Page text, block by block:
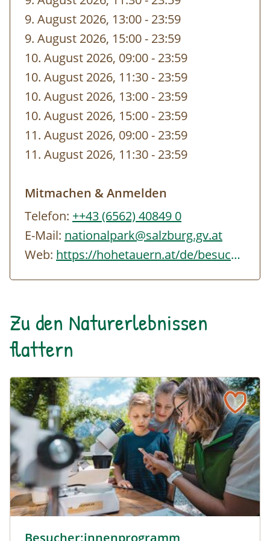
gebuchten Zeit von unseren
MitarbeiterInnen vor dem Eingang abgeholt.
9. August 2026, 13:00- bis
23:59
9. August 2026, 15:00- bis
23:59
10. August 2026, 09:00- bis
23:59
10. August 2026, 11:30- bis
23:59
10. August 2026, 13:00- bis
23:59
10. August 2026, 15:00- bis
23:59
11. August 2026, 09:00- bis
23:59
11. August 2026, 11:30- bis
23:59
Mitmachen & Anmelden
Telefon: ++43 (6562) 40849 0
E-Mail: nationalpark@salzburg.gv.at
Web:
https://hohetauern.at/de/besuchen/tourenangebote.html#/erlebnisse/SBG/CD837A88-…
Zu den Naturerlebnissen
flattern
Besucher:innenprogramm